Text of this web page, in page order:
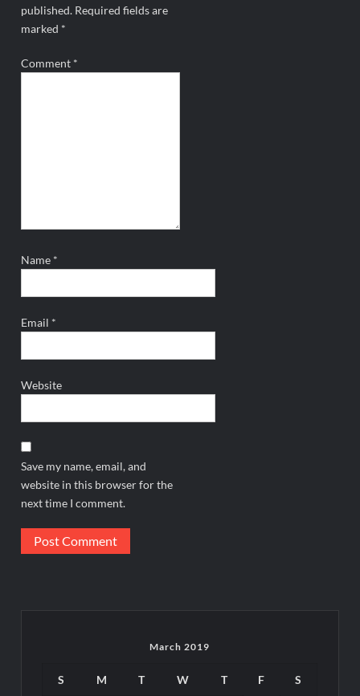
published. Required fields are
marked *
Comment *
Name *
Email *
Website
Save my name, email, and
website in this browser for the
next time I comment.
March 2019
S M T W T F S